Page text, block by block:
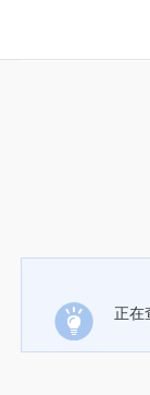
正在